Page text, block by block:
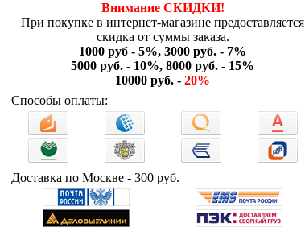
Внимание СКИДКИ!
При покупке в интернет-магазине предоставляется
скидка от суммы заказа.
1000 руб - 5%, 3000 руб. - 7%
5000 руб. - 10%, 8000 руб. - 15%
10000 руб. - 20%
Способы оплаты:
Доставка по Москве - 300 руб.